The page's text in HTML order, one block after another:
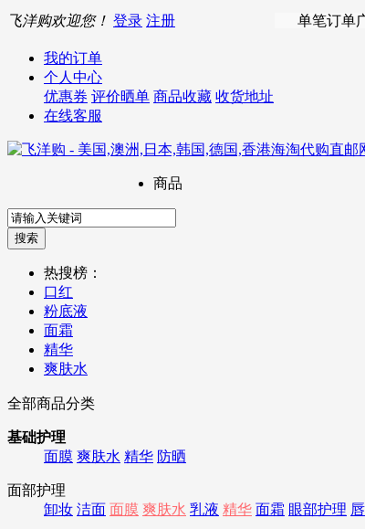
飞洋购欢迎您！ 登录 注册 单笔订单
我的订单
个人中心
优惠券 评价晒单 商品收藏 收货地址
在线客服
商品
热搜榜：
口红
粉底液
面霜
精华
爽肤水
全部商品分类
基础护理
面膜 爽肤水 精华 防晒
面部护理
卸妆 洁面 面膜 爽肤水 乳液 精华 面霜 眼部护理